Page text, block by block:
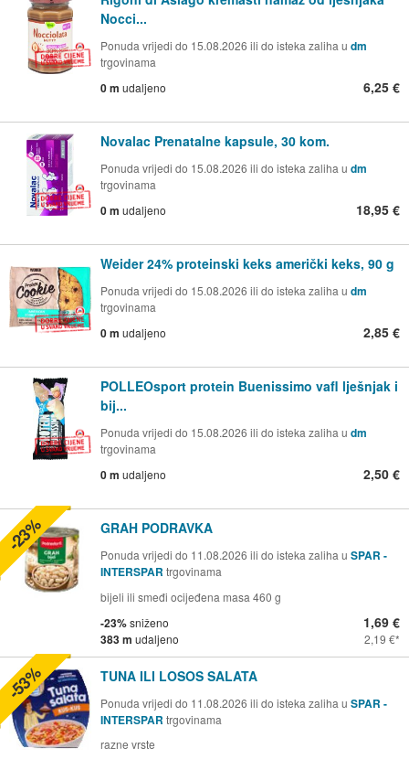
Nocci...
Ponuda vrijedi do 15.08.2026 ili do isteka zaliha u dm
trgovinama
0 m udaljeno 6,25 €
Novalac Prenatalne kapsule, 30 kom.
Ponuda vrijedi do 15.08.2026 ili do isteka zaliha u dm
trgovinama
0 m udaljeno 18,95 €
Weider 24% proteinski keks američki keks, 90 g
Ponuda vrijedi do 15.08.2026 ili do isteka zaliha u dm
trgovinama
0 m udaljeno 2,85 €
POLLEOsport protein Buenissimo vafl lješnjak i
bij...
Ponuda vrijedi do 15.08.2026 ili do isteka zaliha u dm
trgovinama
0 m udaljeno 2,50 €
GRAH PODRAVKA
Ponuda vrijedi do 11.08.2026 ili do isteka zaliha u SPAR -
INTERSPAR trgovinama
bijeli ili smeđi ocijeđena masa 460 g
-23%sniženo
383 m udaljeno
1,69 €
2,19 €
-23%
TUNA ILI LOSOS SALATA
Ponuda vrijedi do 11.08.2026 ili do isteka zaliha u SPAR -
INTERSPAR trgovinama
razne vrste
-53%